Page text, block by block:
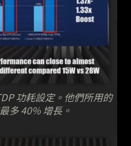
功耗設定。他們所用的
多 40% 增長。